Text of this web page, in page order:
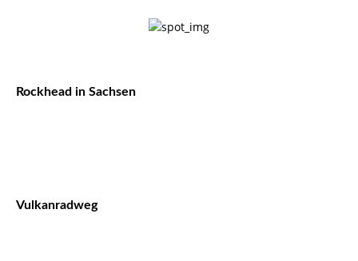
Rockhead in Sachsen
Vulkanradweg